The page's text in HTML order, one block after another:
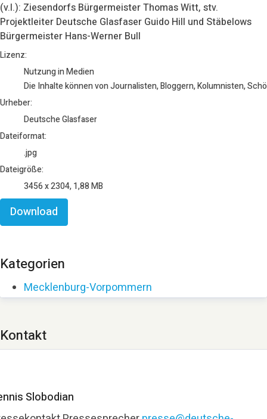
(v.l.): Ziesendorfs Bürgermeister Thomas Witt, stv.
Projektleiter Deutsche Glasfaser Guido Hill und Stäbelows
Bürgermeister Hans-Werner Bull
Deutsche Glasfaser
Lizenz:
Nutzung in Medien
Die Inhalte können von Journalisten, Bloggern, Kolumnisten,
Urheber:
Deutsche Glasfaser
Dateiformat:
.jpg
Dateigröße:
3456 x 2304, 1,88 MB
Download
Kategorien
Mecklenburg-Vorpommern
Kontakt
Slobodian